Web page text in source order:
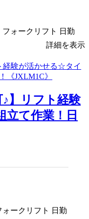
ォークリフト 日勤
詳細を表示
♪】リフト経験
て作業！日
ークリフト 日勤